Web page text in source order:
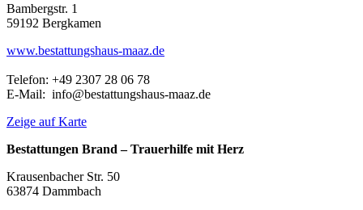
Bambergstr. 1
59192 Bergkamen
www.bestattungshaus-maaz.de
Telefon: +49 2307 28 06 78
E-Mail: info@bestattungshaus-maaz.de
Zeige auf Karte
Bestattungen Brand – Trauerhilfe mit Herz
Krausenbacher Str. 50
63874 Dammbach